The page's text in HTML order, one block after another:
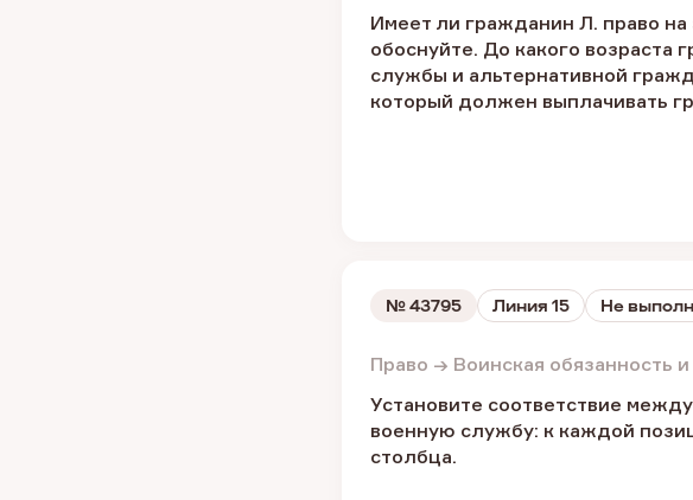
Имеет ли гражданин Л. право
обоснуйте. До какого
службы и альтернативной
который должен выплачивать
№43795 Линия 15 Не
Право → Воинская обязанность
Установите соответствие
военную службу: к каждой
столбца.